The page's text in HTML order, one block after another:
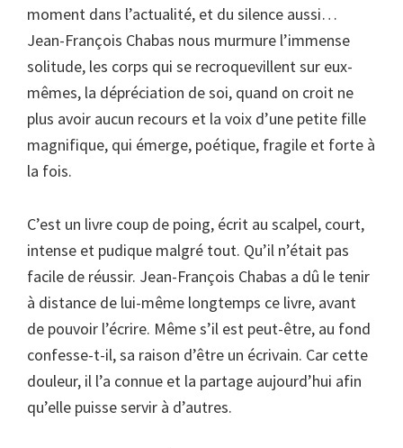
moment dans l’actualité, et du silence aussi…
Jean-François Chabas nous murmure l’immense
solitude, les corps qui se recroquevillent sur eux-
mêmes, la dépréciation de soi, quand on croit ne
plus avoir aucun recours et la voix d’une petite fille
magnifique, qui émerge, poétique, fragile et forte à
la fois.
C’est un livre coup de poing, écrit au scalpel, court,
intense et pudique malgré tout. Qu’il n’était pas
facile de réussir. Jean-François Chabas a dû le tenir
à distance de lui-même longtemps ce livre, avant
de pouvoir l’écrire. Même s’il est peut-être, au fond
confesse-t-il, sa raison d’être un écrivain. Car cette
douleur, il l’a connue et la partage aujourd’hui afin
qu’elle puisse servir à d’autres.